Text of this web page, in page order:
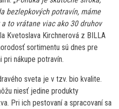
bezlepkových potravín, máme
to vrátane viac ako 30 druhov
Kvetoslava Kirchnerová z BILLA
sortimentu sú dnes pre
nákupe potravín.
sveta je v tzv. bio kvalite.
niesť jedine produkty
Pri ich pestovaní a spracovaní sa